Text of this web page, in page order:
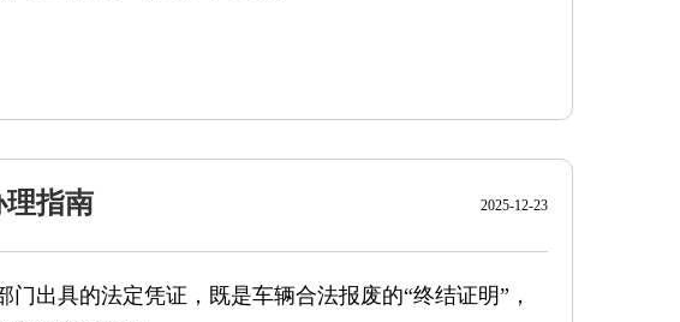
理指南 2025-12-23
出具的法定凭证，既是车辆合法报废的“终结证明”，